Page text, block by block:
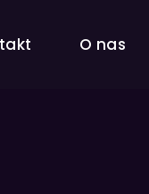
O nas